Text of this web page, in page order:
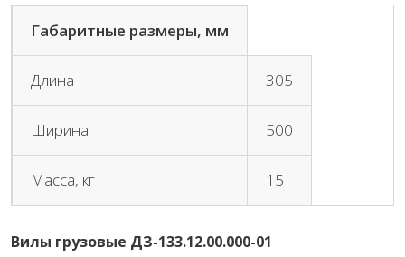
Габаритные размеры, мм
Длина 305
Ширина 500
Масса, кг 15
Вилы грузовые ДЗ-133.12.00.000-01